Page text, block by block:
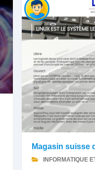
Magasin suisse
INFORMATIQUE